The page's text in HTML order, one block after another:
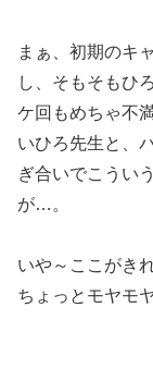
まぁ、初期のキ
し、そもそもひ
ケ回もめちゃ不
いひろ先生と、
ぎ合いでこうい
が…。
いや～ここがき
ちょっとモヤモヤ